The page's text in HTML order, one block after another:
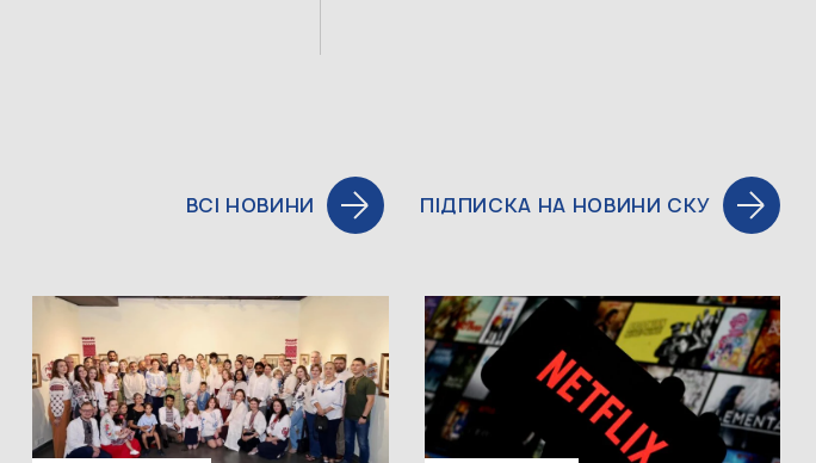
ВСІ НОВИНИ ПІДПИСКА НА НОВИНИ СКУ